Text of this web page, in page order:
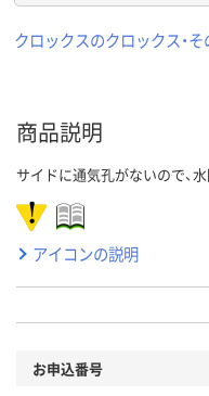
クロックスのクロックス・
商品説明
サイドに通気孔がないので、
アイコンの説明
お申込番号